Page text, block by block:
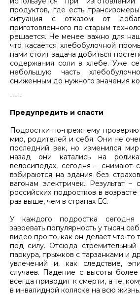
продуктов, где есть
ситуация с отказом от
приготовленного по старым
решается. Не менее важно для
что касается хлебобулочной
нами стоит задача добиться
содержания соли в хлебе. Уже
небольшую часть
сниженным до нужного значения
-----
Предупредить и спасти
Подростки по-прежнему
мир, родителей и себя. Они не
последний век, но изменился
назад они катались на
велосипедах, сегодня – снимают
взбираются на здания без
вагонам электричек. Результат –
российских подростков в возрасте
раз выше, чем в странах ЕС.
У каждого подростка сегодня
завоевать популярность у тысяч
видео про то, как он делает что-то
под силу. Отсюда стремительный
паркура, прыжков с тарзанками и
увлечений и, как следствие,
случаев. Падение с высоты
всегда приводит к смерти, а те,
в инвалидной коляске на всю жизнь.